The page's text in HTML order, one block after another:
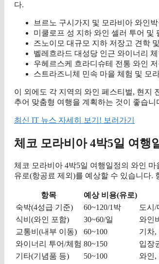
다.
브르노 구시가지 및 모라비아 와인박
미쿨로프 성 지하 와인 셀러 투어 및
즈노이모 대규모 지하 저장고 견학
벨레흐라드 대성당 인근 와이너리
우헤르스케 흐라디슈테 전통 와인
스트라즈니체 민속 마을 체험 및 모
이 외에도 각 지역의 와인 페스티벌, 현지
추어 맞춤형 여행을 계획하는 것이 좋습니
최신 IT 뉴스 자세히 보기! 보러가기
체코 모라비아 4박5일 여행
체코 모라비아 4박5일 여행일정의 와인
유로(항공료 제외)를 예상할 수 있습니다.
항목 예상 비용(유로)
숙박(4성급 기준)
60~120/1박
도시
식비(와인 포함)
30~60/일
와인
교통비(내부 이동)
60~100
기차,
와이너리 투어/체험 80~150
입장
기타(기념품 등)
50~100 와인,